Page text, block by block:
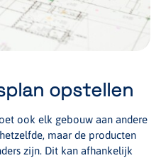
opstellen
ook elk gebouw aan andere
maar de producten
zijn. Dit kan afhankelijk